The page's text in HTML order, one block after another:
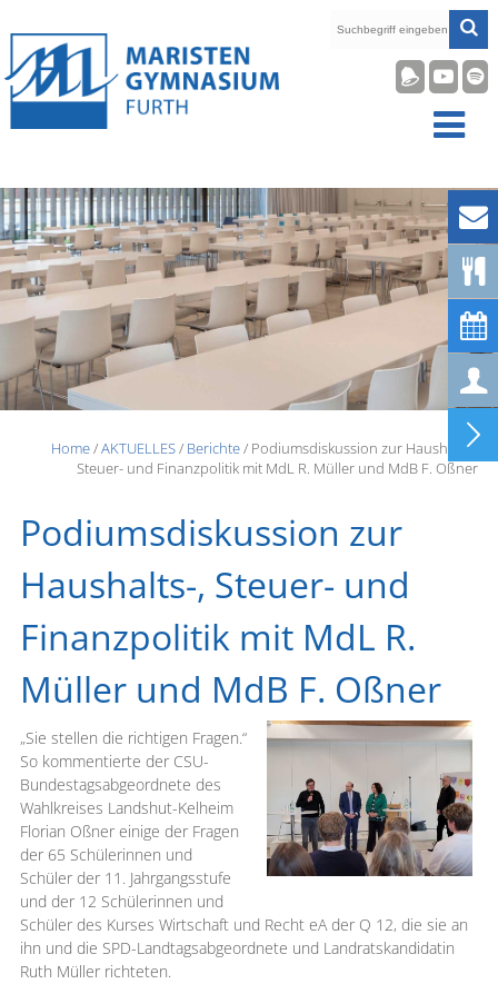





Home/AKTUELLES/ Berichte/ Podiumsdiskussion zur Haushalts-,
Steuer- und Finanzpolitik mit MdL R. Müller und MdB F. Oßner
Podiumsdiskussion zur
Haushalts-, Steuer- und
Finanzpolitik mit MdL R.
Müller und MdB F. Oßner
„Sie stellen die richtigen Fragen.“
So kommentierte der CSU-
Bundestagsabgeordnete des
Wahlkreises Landshut-Kelheim
Florian Oßner einige der Fragen
der 65 Schülerinnen und
Schüler der 11. Jahrgangsstufe
und der 12 Schülerinnen und
Schüler des Kurses Wirtschaft und Recht eA der Q 12, die sie an
ihn und die SPD-Landtagsabgeordnete und Landratskandidatin
Ruth Müller richteten.




